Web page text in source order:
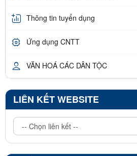
Thông tin tuyển dụng
Ứng dụng CNTT
VĂN HOÁ CÁC DÂN TỘC
LIÊN KẾT WEBSITE